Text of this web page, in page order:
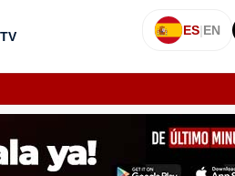
TV ES|EN